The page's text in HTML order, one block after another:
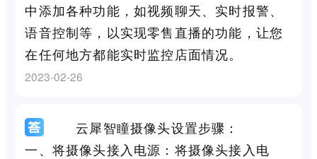
中添加各种功能，如视频聊天、实时报警、
语音控制等，以实现零售直播的功能，让您
在任何地方都能实时监控店面情况。
2023-02-26
云犀智瞳摄像头设置步骤：
一、将摄像头接入电源：将摄像头接入电